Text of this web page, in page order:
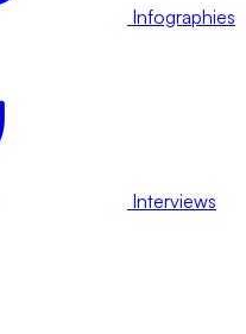
Infographies
Interviews